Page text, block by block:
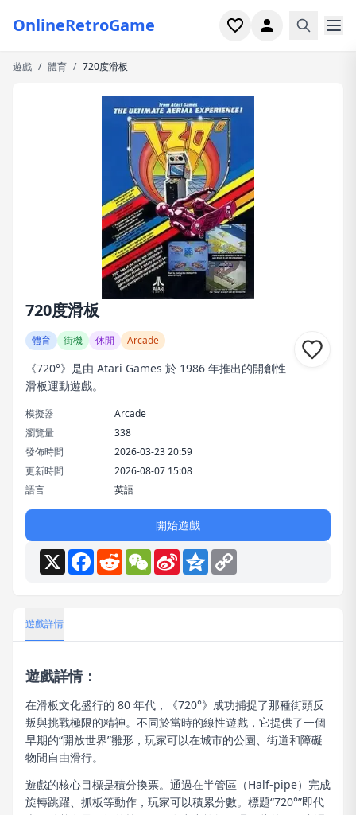
OnlineRetroGame
首頁
遊戲專題
最近玩過
遊戲 / 體育 / 720度滑板
720度滑板
體育 街機 休閒 Arcade
《720°》是由 Atari Games 於 1986 年推出的開創性
滑板運動遊戲。
模擬器
Arcade
瀏覽量
338
發佈時間
2026-03-23 20:59
更新時間
2026-08-07 15:08
語言
英語
開始遊戲
X Facebook
RedditWeChat
Sina
Weibo
Qzone
遊戲詳情
遊戲詳情：
在滑板文化盛行的 80 年代，《720°》成功捕捉了那種街頭反
叛與挑戰極限的精神。不同於當時的線性遊戲，它提供了一個
早期的“開放世界”雛形，玩家可以在城市的公園、街道和障礙
物間自由滑行。
遊戲的核心目標是積分換票。通過在半管區（Half-pipe）完成
旋轉跳躍、抓板等動作，玩家可以積累分數。標題“720°”即代